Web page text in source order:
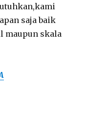
saja baik
maupun skala